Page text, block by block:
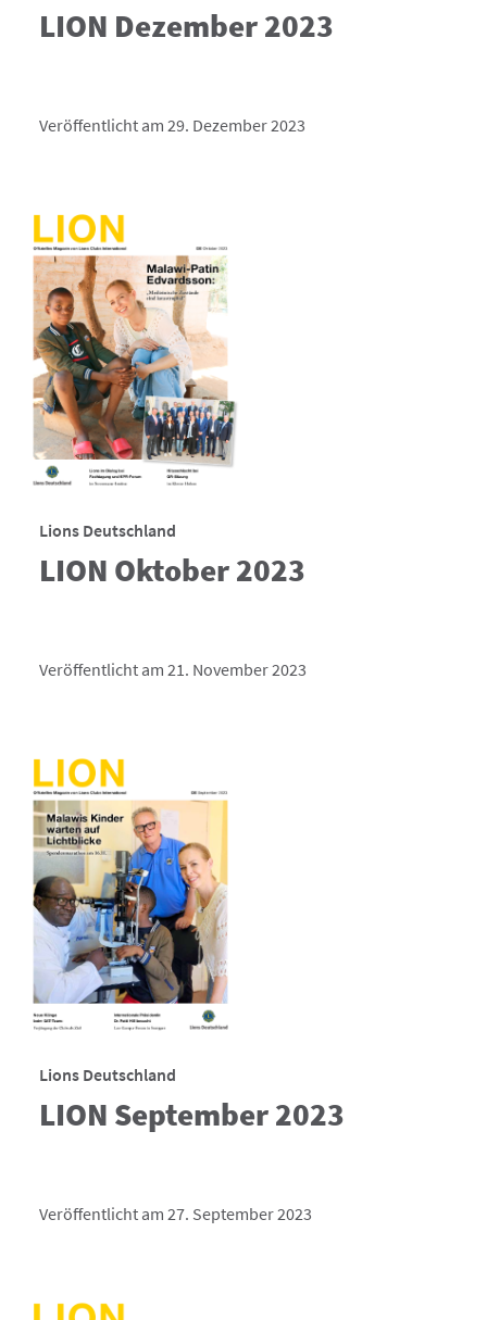
LION Dezember 2023
Veröffentlicht am 29. Dezember 2023
Lions Deutschland
LION Oktober 2023
Veröffentlicht am 21. November 2023
Lions Deutschland
LION September 2023
Veröffentlicht am 27. September 2023